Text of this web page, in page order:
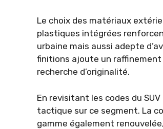
Le choix des matériaux
plastiques intégrées
urbaine mais aussi adepte
finitions ajoute un
recherche d’originalité.
En revisitant les codes du
tactique sur ce segment. La
gamme également